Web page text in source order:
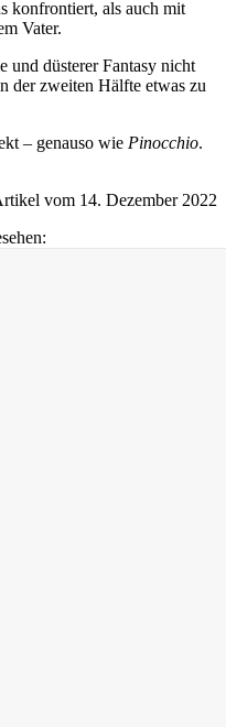
konfrontiert, als auch mit
Vater.
und düsterer Fantasy nicht
der zweiten Hälfte etwas zu
– genauso wie Pinocchio.
vom 14. Dezember 2022